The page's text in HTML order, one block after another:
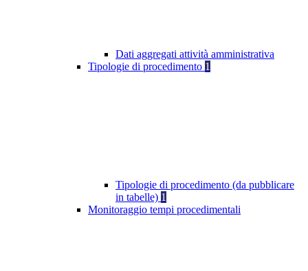
Dati aggregati attività amministrativa
Tipologie di procedimento 1
Tipologie di procedimento (da pubblicare
in tabelle) 1
Monitoraggio tempi procedimentali